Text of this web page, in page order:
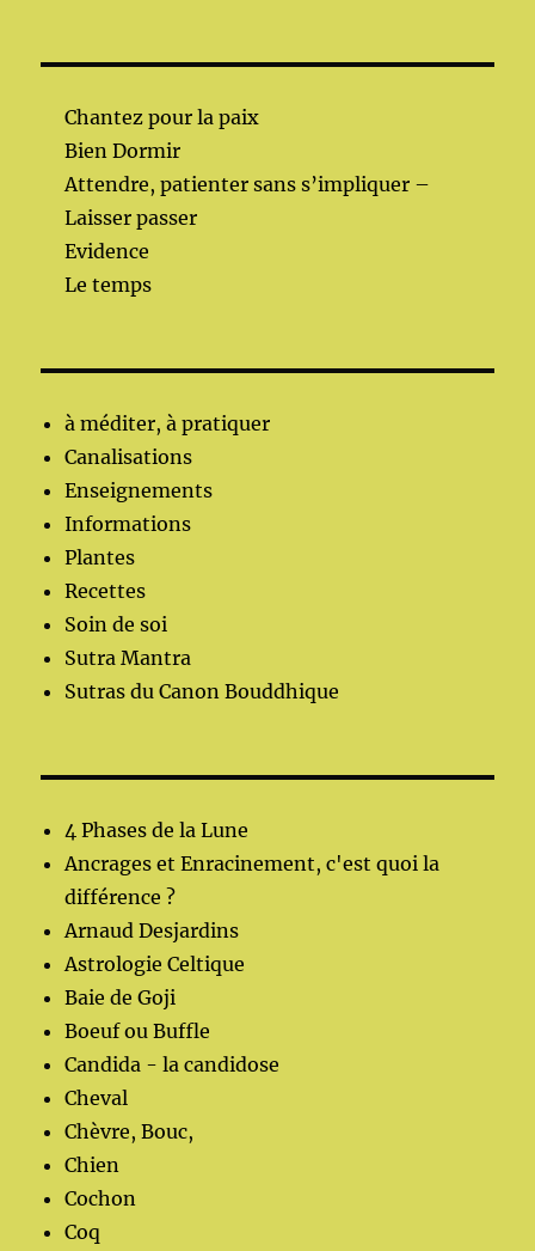
Chantez pour la paix
Bien Dormir
Attendre, patienter sans s’impliquer –
Laisser passer
Evidence
Le temps
à méditer, à pratiquer
Canalisations
Enseignements
Informations
Plantes
Recettes
Soin de soi
Sutra Mantra
Sutras du Canon Bouddhique
4 Phases de la Lune
Ancrages et Enracinement, c'est quoi la
différence ?
Arnaud Desjardins
Astrologie Celtique
Baie de Goji
Boeuf ou Buffle
Candida - la candidose
Cheval
Chèvre, Bouc,
Chien
Cochon
Coq